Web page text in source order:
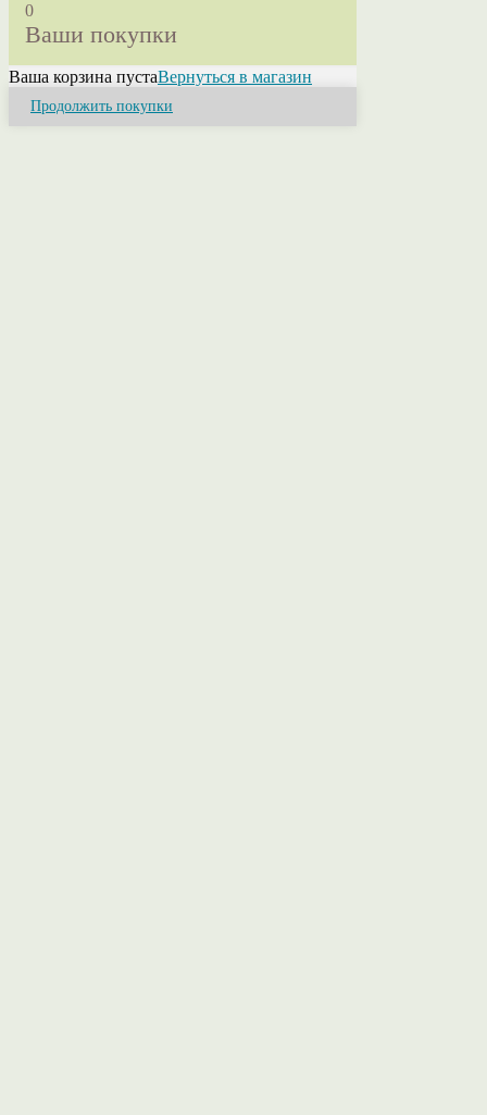
0
Ваши покупки
Ваша корзина пустаВернуться в магазин
Продолжить покупки